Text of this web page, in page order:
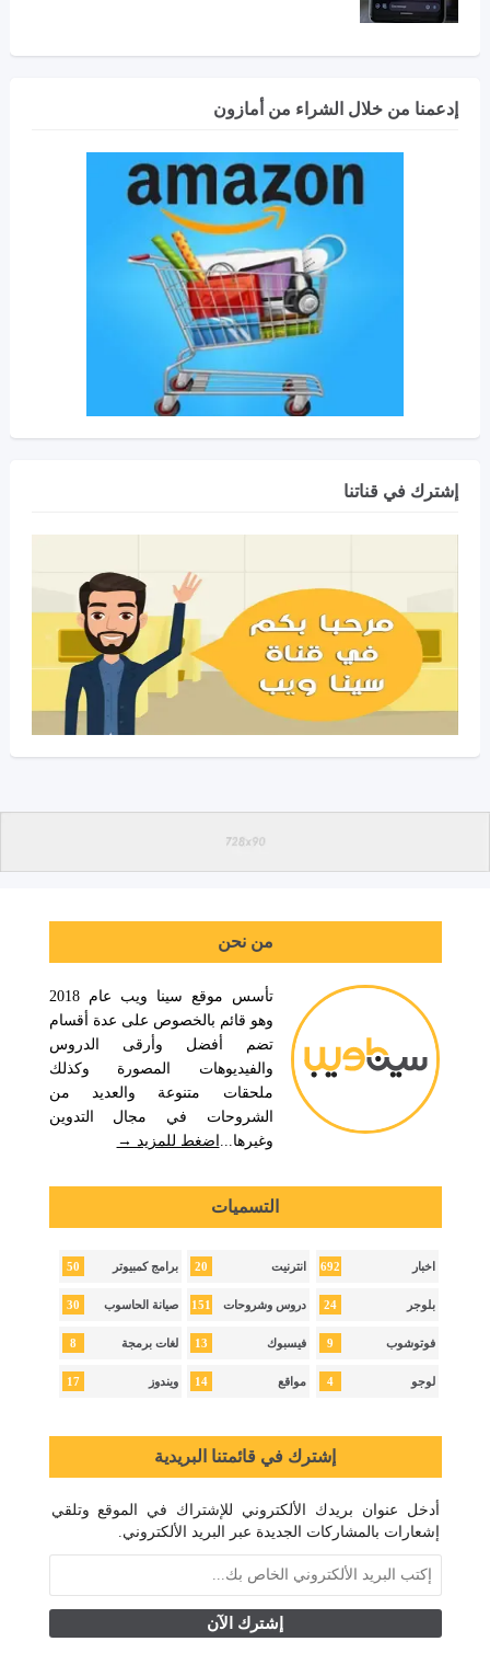
إدعمنا من خلال الشراء من أمازون
إشترك في قناتنا
من نحن
تأسس موقع سينا ويب عام 2018
وهو قائم بالخصوص على عدة أقسام
تضم أفضل وأرقى الدروس
والفيديوهات المصورة وكذلك
ملحقات متنوعة والعديد من
الشروحات في مجال التدوين
وغيرها... اضغط للمزيد →
التسميات
اخبار 692 انترنيت 20 برامج كمبيوتر 50
بلوجر 24 دروس وشروحات 151 صيانة الحاسوب 30
فوتوشوب 9 فيسبوك 13 لغات برمجة 8
لوجو 4 مواقع 14 ويندوز 17
إشترك في قائمتنا البريدية
أدخل عنوان بريدك الألكتروني للإشتراك في الموقع وتلقي
إشعارات بالمشاركات الجديدة عبر البريد الألكتروني.